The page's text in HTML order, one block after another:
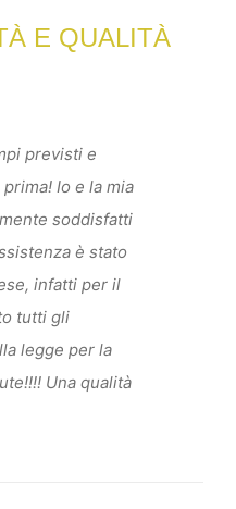
E QUALITÀ
previsti e
Io e la mia
soddisfatti
è stato
infatti per il
tutti gli
legge per la
Una qualità